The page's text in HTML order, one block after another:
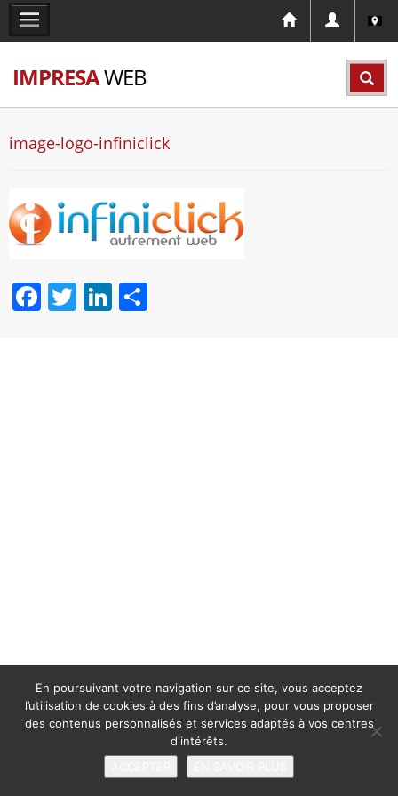
IMPRESAWEB
image-logo-infiniclick
Facebook
TwitterLinkedIn
En poursuivant votre navigation sur ce site, vous acceptez
l’utilisation de cookies à des fins d’analyse, pour vous proposer
des contenus personnalisés et services adaptés à vos centres
d'intérêts.